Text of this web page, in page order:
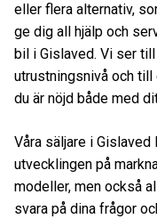
eller flera alternativ,
ge dig all hjälp och
bil i Gislaved. Vi ser
utrustningsnivå och
du är nöjd både med
Våra säljare i
utvecklingen på
modeller, men också
svara på dina frågor